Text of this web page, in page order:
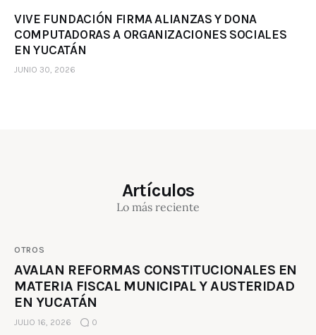
VIVE FUNDACIÓN FIRMA ALIANZAS Y DONA
COMPUTADORAS A ORGANIZACIONES SOCIALES
EN YUCATÁN
JUNIO 30, 2026
Artículos
Lo más reciente
OTROS
AVALAN REFORMAS CONSTITUCIONALES EN
MATERIA FISCAL MUNICIPAL Y AUSTERIDAD
EN YUCATÁN
JULIO 16, 2026 0